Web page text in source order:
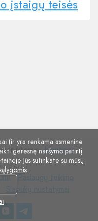
įstaigų teisės
Jungtinės
.
Paslaugų
Paslaugų teikimo
(ir yra renkama asmeninė
geresnę naršymo patirtį
Jūs sutinkate su mūsų
.